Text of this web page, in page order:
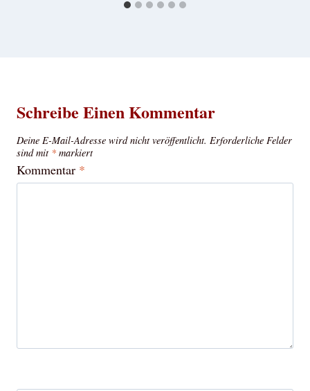
Schreibe Einen Kommentar
Deine E-Mail-Adresse wird nicht veröffentlicht. Erforderliche Felder
sind mit * markiert
Kommentar *